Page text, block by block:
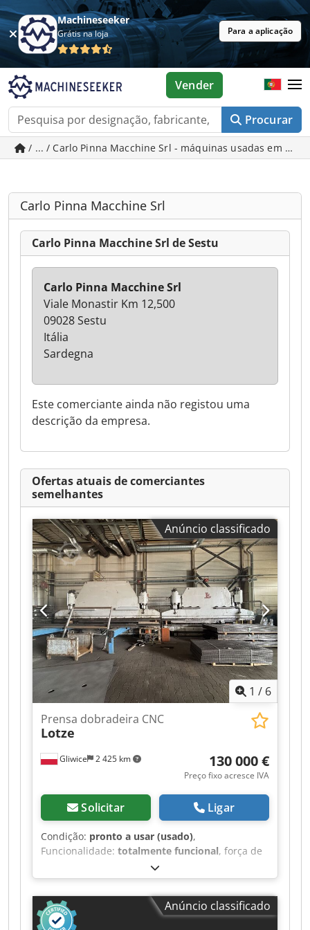
Machineseeker
Grátis na loja Para a aplicação
Procurar
Vender
/ ... / Carlo Pinna Macchine Srl - máquinas usadas em
Carlo Pinna Macchine Srl
Carlo Pinna Macchine Srl de Sestu
Este comerciante ainda não registou uma
descrição da empresa.
Carlo Pinna Macchine Srl
Viale Monastir Km 12,500
09028 Sestu
Itália
Sardegna
Ofertas atuais de comerciantes
semelhantes
Anúncio classificado
1 / 6
Gliwice 2 425 km
Prensa dobradeira CNC
Lotze
130 000 €
Preço fixo acresce IVA
Solicitar Ligar
Condição: pronto a usar (usado),
Funcionalidade: totalmente funcional, força de
, comprimento da mesa:
mm, espessura da chapa (máx.):10 mm,
Colocamos à venda duas prensas dobradeiras
da conceituada marca Lotze, projetadas para
tarefas de dobra exigentes. O conjunto inclui
Anúncio classificado